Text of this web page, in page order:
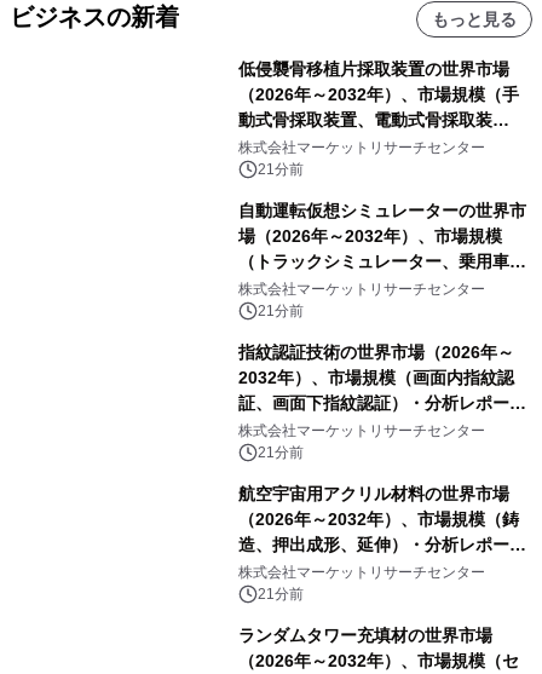
ビジネスの新着 もっと見る
低侵襲骨移植片採取装置の世界市場
（2026年～2032年）、市場規模（手
動式骨採取装置、電動式骨採取装
置）・分析レポートを発表
株式会社マーケットリサーチセンター
21分前
自動運転仮想シミュレーターの世界市
場（2026年～2032年）、市場規模
（トラックシミュレーター、乗用車シ
ミュレーター、その他）・分析レポー
トを発表
株式会社マーケットリサーチセンター
21分前
指紋認証技術の世界市場（2026年～
2032年）、市場規模（画面内指紋認
証、画面下指紋認証）・分析レポート
を発表
株式会社マーケットリサーチセンター
21分前
航空宇宙用アクリル材料の世界市場
（2026年～2032年）、市場規模（鋳
造、押出成形、延伸）・分析レポート
を発表
株式会社マーケットリサーチセンター
21分前
ランダムタワー充填材の世界市場
（2026年～2032年）、市場規模（セ